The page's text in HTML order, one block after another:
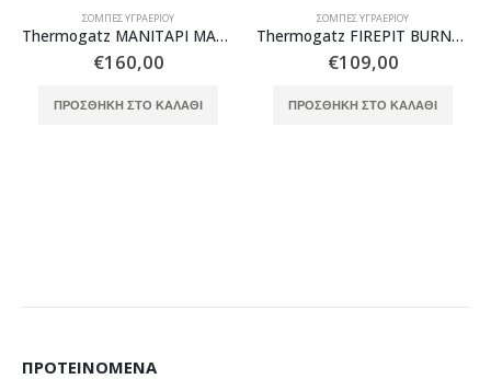
ΣΌΜΠΕΣ ΥΓΡΑΕΡΊΟΥ
Thermogatz ΜΑΝΙΤΑΡΙ ΜΑΥΡΟ ΜΟΝΟΚΟΜΜΑΤΟ ΚΑΠΕΛΟ
€160,00
ΠΡΟΣΘΉΚΗ ΣΤΟ ΚΑΛΆΘΙ
ΣΌΜΠΕΣ ΥΓΡΑΕΡΊΟΥ
Thermogatz FIREPIT BURNER BFP001 15,5kW
€109,00
ΠΡΟΣΘΉΚΗ ΣΤΟ ΚΑΛΆΘΙ
ΠΡΟΤΕΙΝΌΜΕΝΑ